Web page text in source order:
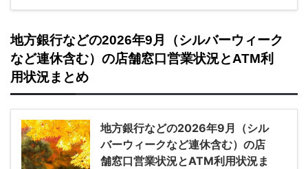
地方銀行などの2026年9月（シルバーウィーク
など連休含む）の店舗窓口営業状況とATM利
用状況まとめ
地方銀行などの2026年9月（シル
バーウィークなど連休含む）の店
舗窓口営業状況とATM利用状況ま